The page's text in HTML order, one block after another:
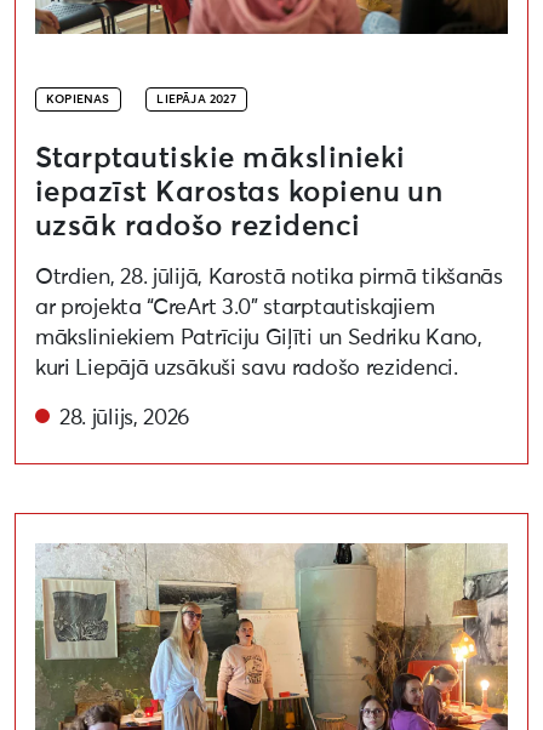
KOPIENAS LIEPĀJA 2027
Starptautiskie mākslinieki
iepazīst Karostas kopienu un
uzsāk radošo rezidenci
Otrdien, 28. jūlijā, Karostā notika pirmā tikšanās
ar projekta “CreArt 3.0” starptautiskajiem
māksliniekiem Patrīciju Giļīti un Sedriku Kano,
kuri Liepājā uzsākuši savu radošo rezidenci.
28. jūlijs, 2026